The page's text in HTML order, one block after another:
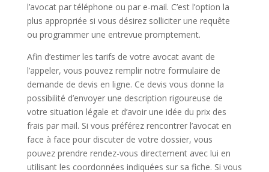
l’avocat par téléphone ou par e-mail. C’est l’option la
plus appropriée si vous désirez solliciter une requête
ou programmer une entrevue promptement.
Afin d’estimer les tarifs de votre avocat avant de
l’appeler, vous pouvez remplir notre formulaire de
demande de devis en ligne. Ce devis vous donne la
possibilité d’envoyer une description rigoureuse de
votre situation légale et d’avoir une idée du prix des
frais par mail. Si vous préférez rencontrer l’avocat en
face à face pour discuter de votre dossier, vous
pouvez prendre rendez-vous directement avec lui en
utilisant les coordonnées indiquées sur sa fiche. Si vous